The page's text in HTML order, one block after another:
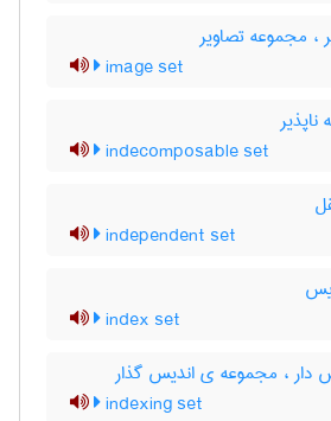
مجموعه تصاویر
image set
indecomposable set
independent set
index set
دار ، مجموعه ی اندیس گذار
indexing set